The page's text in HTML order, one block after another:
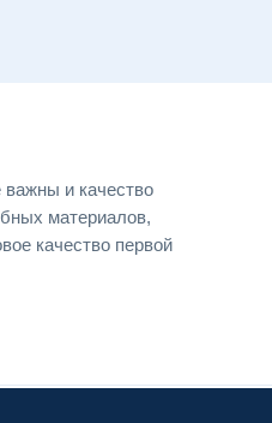
и качество
материалов,
качество первой